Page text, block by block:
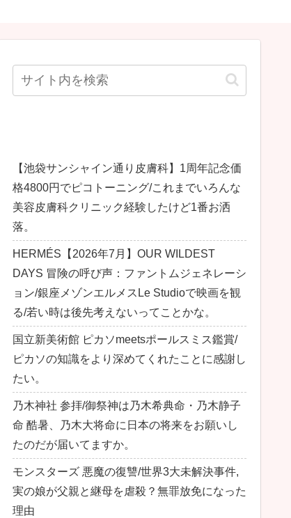
【池袋サンシャイン通り皮膚科】1周年記念価
格4800円でピコトーニング/これまでいろんな
美容皮膚科クリニック経験したけど1番お洒
落。
HERMÉS【2026年7月】OUR WILDEST
DAYS 冒険の呼び声：ファントムジェネレーシ
ョン/銀座メゾンエルメスLe Studioで映画を観
る/若い時は後先考えないってことかな。
国立新美術館 ピカソmeetsポールスミス鑑賞/
ピカソの知識をより深めてくれたことに感謝し
たい。
乃木神社 参拝/御祭神は乃木希典命・乃木静子
命 酷暑、乃木大将命に日本の将来をお願いし
たのだが届いてますか。
モンスターズ 悪魔の復讐/世界3大未解決事件,
実の娘が父親と継母を虐殺？無罪放免になった
理由